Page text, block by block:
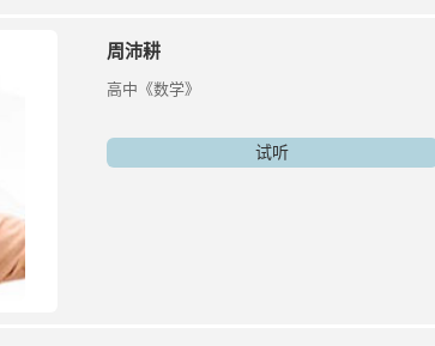
周沛耕
高中《数学》
试听